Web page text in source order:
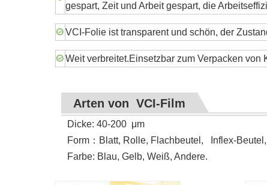
gespart, Zeit und Arbeit gespart, die
VCI-Folie ist transparent und schön, der
Weit verbreitet.Einsetzbar zum Verpacken von
Arten von VCI-Film
Dicke: 40-200 μm
Form ： Blatt, Rolle, Flachbeutel, Inflex-
Farbe: Blau, Gelb, Weiß, Andere.